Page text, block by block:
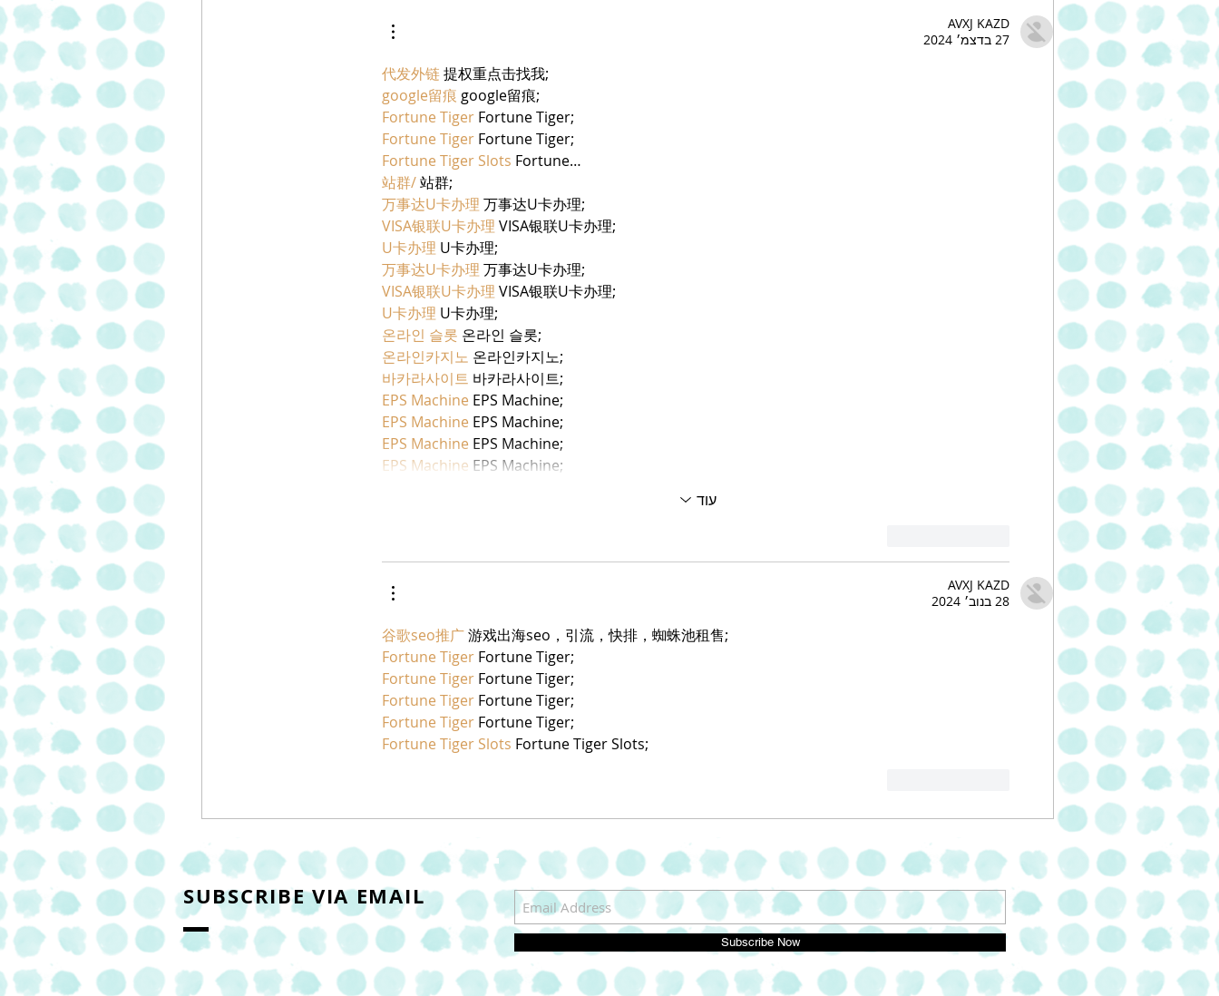
יחיעם"
AVXJ KAZD
27 בדצמ׳ 2024
代发外链 提权重点击找我;
google留痕 google留痕;
Fortune Tiger Fortune Tiger;
Fortune Tiger Fortune Tiger;
Fortune Tiger Slots Fortune…
站群/ 站群;
万事达U卡办理 万事达U卡办理;
VISA银联U卡办理 VISA银联U卡办理;
U卡办理 U卡办理;
万事达U卡办理 万事达U卡办理;
VISA银联U卡办理 VISA银联U卡办理;
U卡办理 U卡办理;
온라인 슬롯 온라인 슬롯;
온라인카지노 온라인카지노;
바카라사이트 바카라사이트;
EPS Machine EPS Machine;
EPS Machine EPS Machine;
EPS Machine EPS Machine;
EPS Machine EPS Machine;
עוד
AVXJ KAZD
28 בנוב׳ 2024
谷歌seo推广 游戏出海seo，引流，快排，蜘蛛池租售;
Fortune Tiger Fortune Tiger;
Fortune Tiger Fortune Tiger;
Fortune Tiger Fortune Tiger;
Fortune Tiger Fortune Tiger;
Fortune Tiger Slots Fortune Tiger Slots;
SUBSCRIBE VIA EMAIL
Subscribe Now